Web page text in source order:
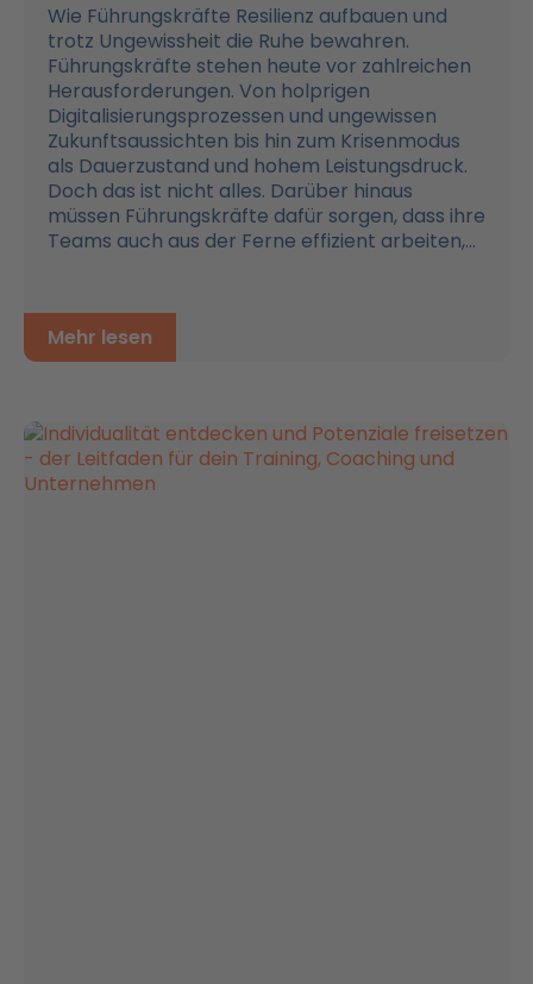
Wie Führungskräfte Resilienz aufbauen und
trotz Ungewissheit die Ruhe bewahren.
Führungskräfte stehen heute vor zahlreichen
Herausforderungen. Von holprigen
Digitalisierungsprozessen und ungewissen
Zukunftsaussichten bis hin zum Krisenmodus
als Dauerzustand und hohem Leistungsdruck.
Doch das ist nicht alles. Darüber hinaus
müssen Führungskräfte dafür sorgen, dass ihre
Teams auch aus der Ferne effizient arbeiten,...
Mehr lesen